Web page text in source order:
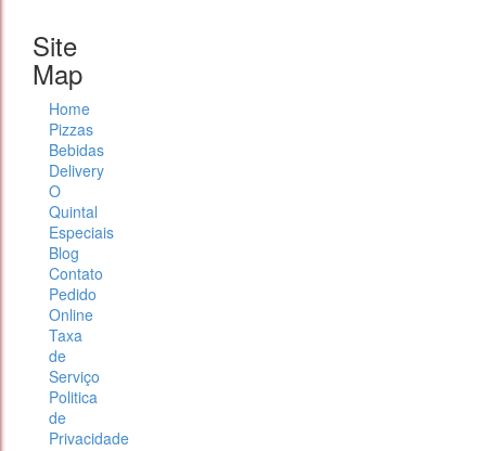
Site
Map
Home
Pizzas
Bebidas
Delivery
O
Quintal
Especiais
Blog
Contato
Pedido
Online
Taxa
de
Serviço
Politica
de
Privacidade